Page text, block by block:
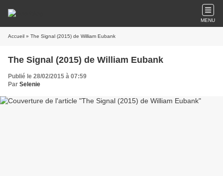
MENU
Accueil » The Signal (2015) de William Eubank
The Signal (2015) de William Eubank
Publié le 28/02/2015 à 07:59
Par Selenie